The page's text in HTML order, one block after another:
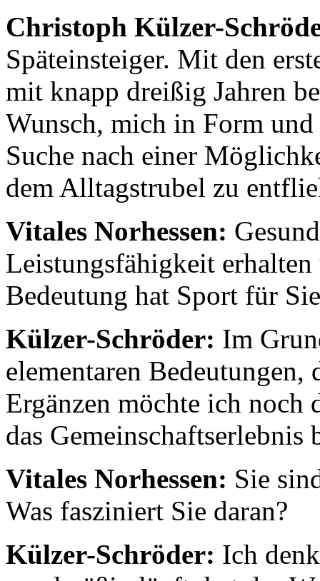
Christoph Külzer-
Späteinsteiger. Mit den
mit knapp dreißig Jahren
Wunsch, mich in Form
Suche nach einer
dem Alltagstrubel zu
Vitales Norhessen:
Leistungsfähigkeit erhalten
Bedeutung hat Sport für
Külzer-Schröder: Im
elementaren
Ergänzen möchte ich noch
das Gemeinschaftserlebnis
Vitales Norhessen: Sie
Was fasziniert Sie daran?
Külzer-Schröder: Ich